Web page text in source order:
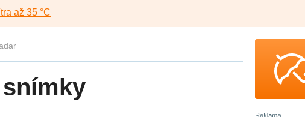
až 35 °C